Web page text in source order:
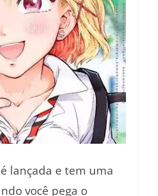
lançada e tem uma
você pega o